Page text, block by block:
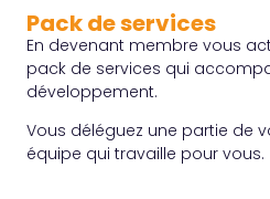
Pack de services
En devenant membre vous
pack de services qui
développement.
Vous déléguez une partie de
équipe qui travaille pour vous.